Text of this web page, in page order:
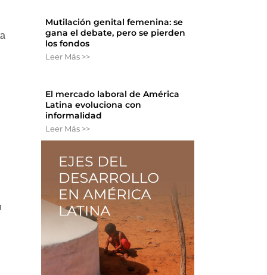
Mutilación genital femenina: se
gana el debate, pero se pierden
los fondos
Leer Más >>
El mercado laboral de América
Latina evoluciona con
informalidad
Leer Más >>